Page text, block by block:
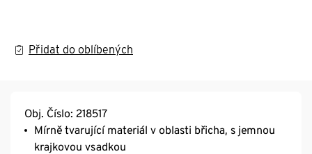
Přidat do oblíbených
Obj. Číslo: 218517
Mírně tvarující materiál v oblasti břicha, s jemnou
krajkovou vsadkou